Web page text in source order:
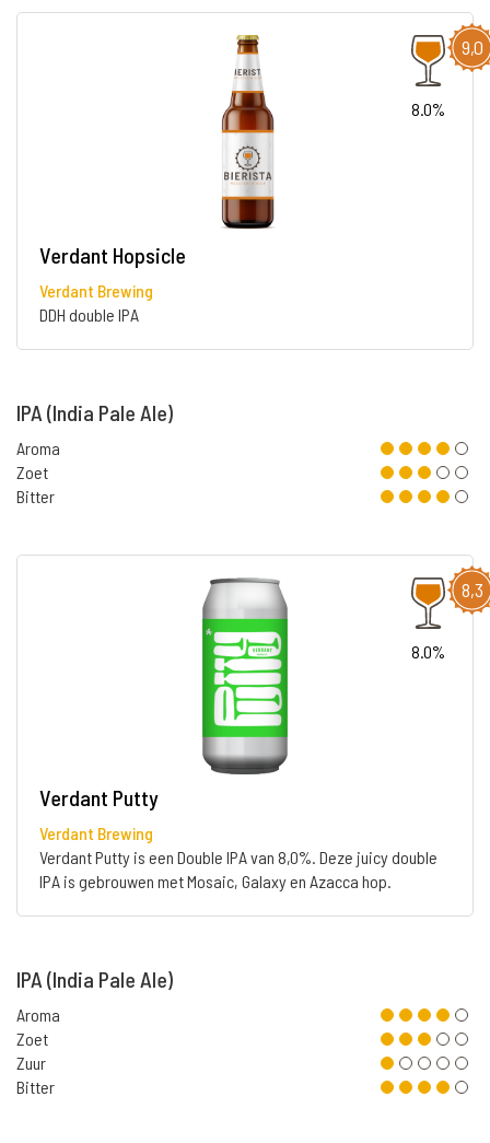
9,0
8.0%
Verdant Hopsicle
Verdant Brewing
DDH double IPA
IPA (India Pale Ale)
Aroma
Zoet
Bitter
8,3
8.0%
Verdant Putty
Verdant Brewing
Verdant Putty is een Double IPA van 8,0%. Deze juicy double
IPA is gebrouwen met Mosaic, Galaxy en Azacca hop.
IPA (India Pale Ale)
Aroma
Zoet
Zuur
Bitter